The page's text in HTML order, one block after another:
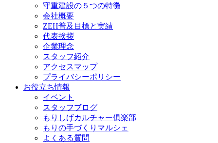
守重建設の５つの特徴
会社概要
ZEH普及目標と実績
代表挨拶
企業理念
スタッフ紹介
アクセスマップ
プライバシーポリシー
お役立ち情報
イベント
スタッフブログ
もりしげカルチャー俱楽部
もりの手づくりマルシェ
よくある質問